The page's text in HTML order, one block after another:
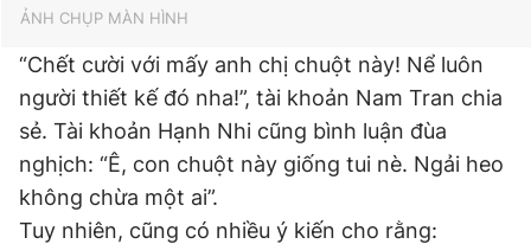
ẢNH CHỤP MÀN HÌNH
“Chết cười với mấy anh chị chuột này! Nể luôn
người thiết kế đó nha!”, tài khoản Nam Tran chia
sẻ. Tài khoản Hạnh Nhi cũng bình luận đùa
nghịch: “Ê, con chuột này giống tui nè. Ngải heo
không chừa một ai”.
Tuy nhiên, cũng có nhiều ý kiến cho rằng: